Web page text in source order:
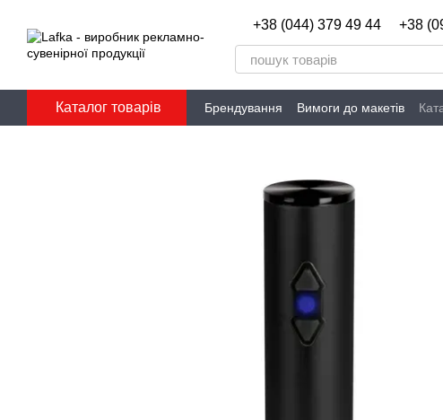
+38 (044) 379 49 44 +38
Каталог товарів Брендування Вимоги до макетів